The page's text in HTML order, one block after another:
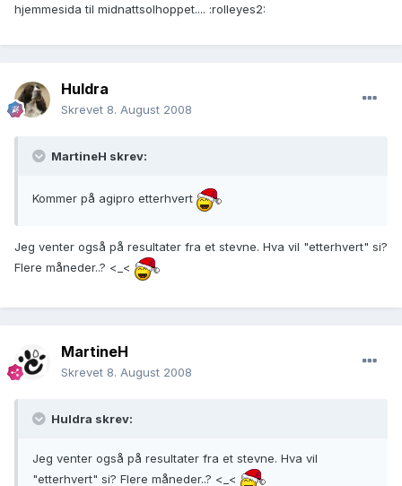
hjemmesida til midnattsolhoppet.... :rolleyes2:
Huldra
Skrevet 8. August 2008
MartineH skrev:
Kommer på agipro etterhvert
Jeg venter også på resultater fra et stevne. Hva vil "etterhvert" si?
Flere måneder..? <_<
MartineH
Skrevet 8. August 2008
Huldra skrev:
Jeg venter også på resultater fra et stevne. Hva vil
"etterhvert" si? Flere måneder..? <_<